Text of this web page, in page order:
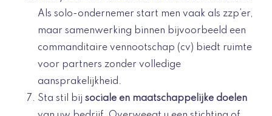
Als solo-ondernemer start men vaak als zzp’er,
maar samenwerking binnen bijvoorbeeld een
commanditaire vennootschap (cv) biedt ruimte
voor partners zonder volledige
aansprakelijkheid.
Sta stil bij sociale en maatschappelijke doelen